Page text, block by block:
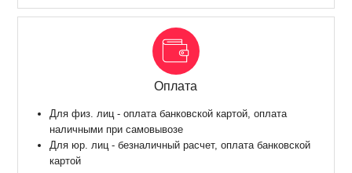
Оплата
Для физ. лиц - оплата банковской картой, оплата
наличными при самовывозе
Для юр. лиц - безналичный расчет, оплата банковской
картой